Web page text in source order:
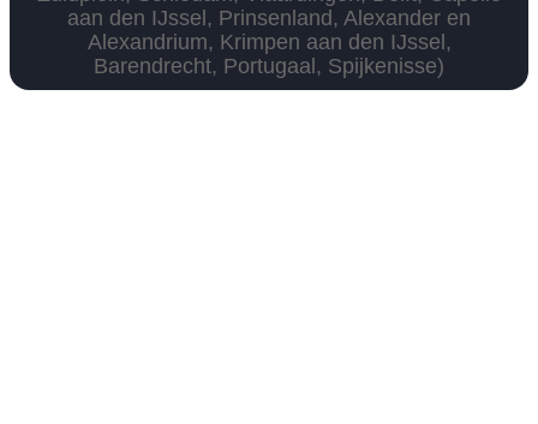
aan den IJssel, Prinsenland, Alexander en
Alexandrium, Krimpen aan den IJssel,
Barendrecht, Portugaal, Spijkenisse)